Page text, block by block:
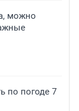
можно
по погоде 7